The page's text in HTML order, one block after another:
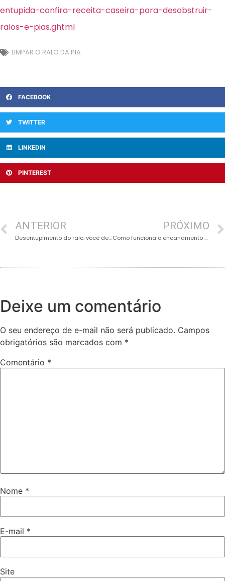
entupida-confira-receita-caseira-para-desobstruir-
ralos-e-pias.ghtml
LIMPAR O RALO DA PIA
FACEBOOK
TWITTER
LINKEDIN
PINTEREST
ANTERIOR
Desentupimento do ralo: você deve usar uma lavadora de alta pressão?
PRÓXIMO
Como funciona o encanamento em um prédio de apartamentos
Deixe um comentário
O seu endereço de e-mail não será publicado. Campos
obrigatórios são marcados com *
Comentário *
Nome *
E-mail *
Site